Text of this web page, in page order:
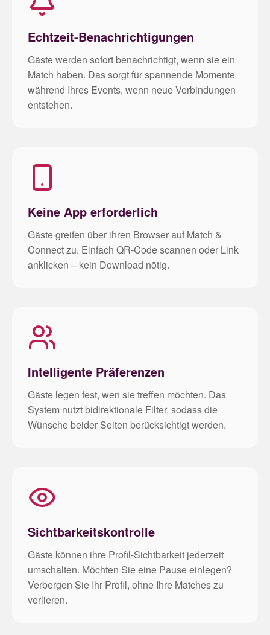
Echtzeit-Benachrichtigungen
Gäste werden sofort benachrichtigt, wenn sie ein
Match haben. Das sorgt für spannende Momente
während Ihres Events, wenn neue Verbindungen
entstehen.
Keine App erforderlich
Gäste greifen über ihren Browser auf Match &
Connect zu. Einfach QR-Code scannen oder Link
anklicken – kein Download nötig.
Intelligente Präferenzen
Gäste legen fest, wen sie treffen möchten. Das
System nutzt bidirektionale Filter, sodass die
Wünsche beider Seiten berücksichtigt werden.
Sichtbarkeitskontrolle
Gäste können ihre Profil-Sichtbarkeit jederzeit
umschalten. Möchten Sie eine Pause einlegen?
Verbergen Sie Ihr Profil, ohne Ihre Matches zu
verlieren.